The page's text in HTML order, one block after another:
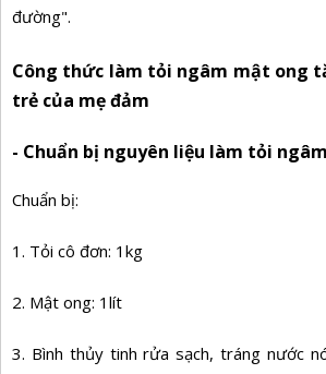
đường".
Công thức làm tỏi ngâm mật ong
trẻ của mẹ đảm
- Chuẩn bị nguyên liệu làm tỏi
Chuẩn bị:
1. Tỏi cô đơn: 1kg
2. Mật ong: 1lít
3. Bình thủy tinh rửa sạch, tráng nước